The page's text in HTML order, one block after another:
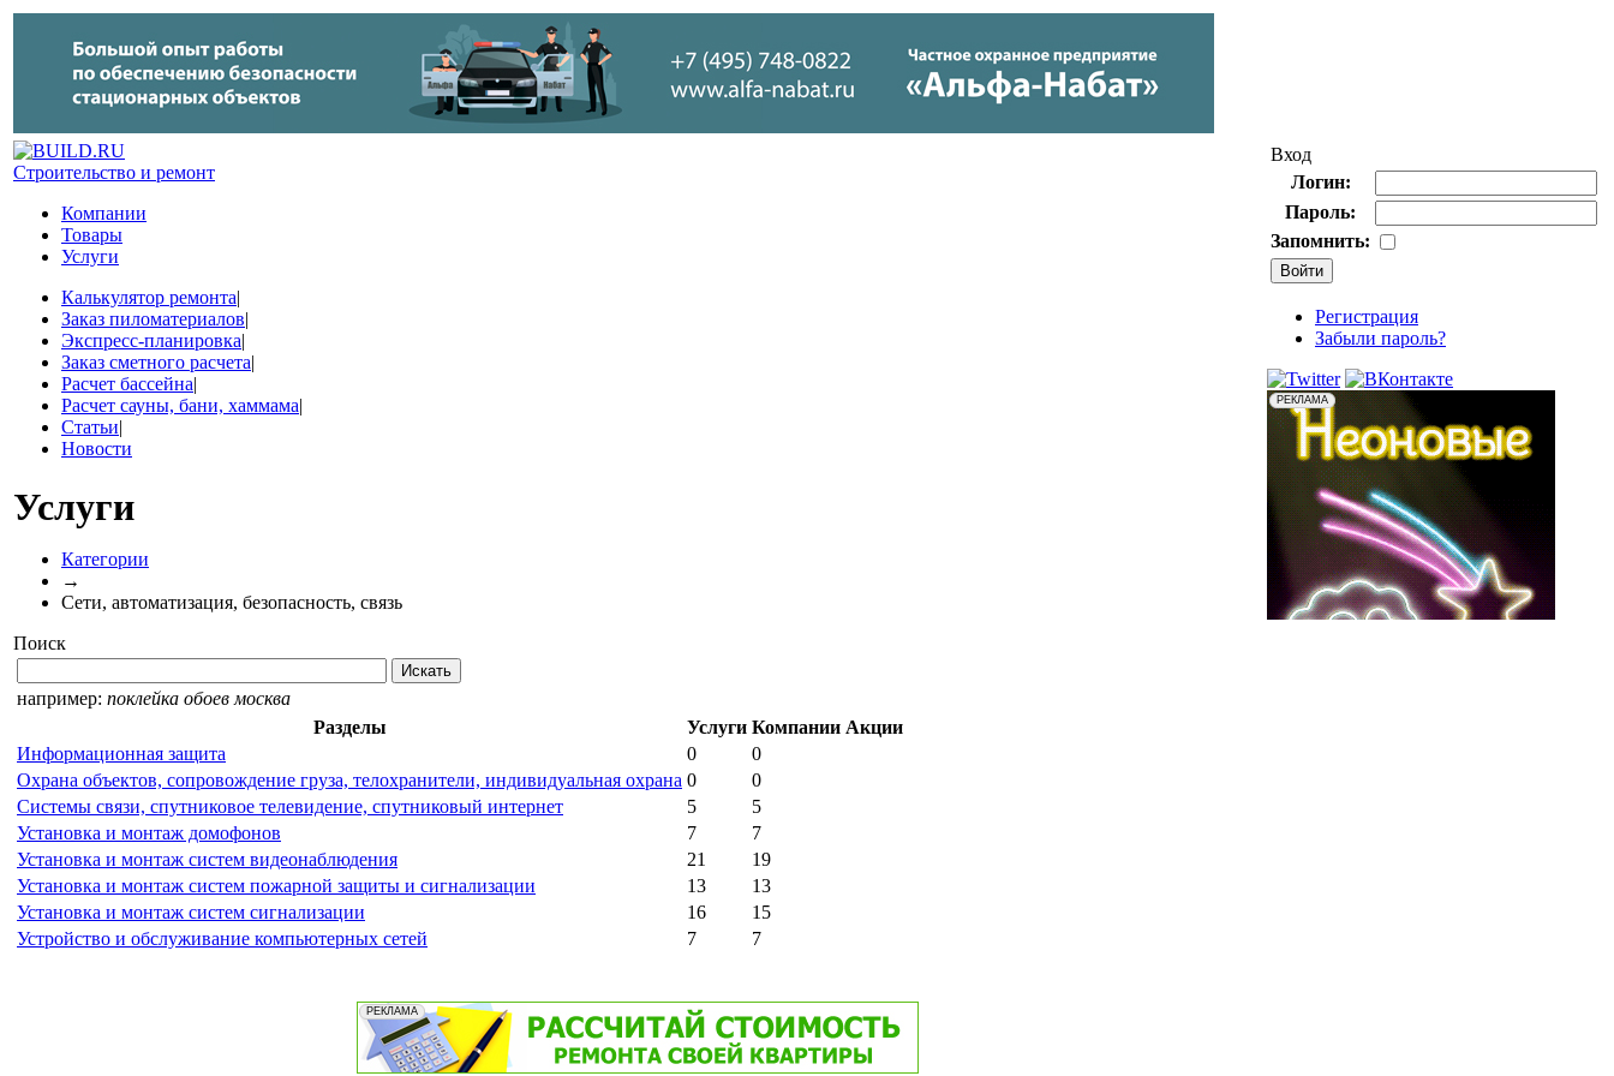
Строительство и ремонт
Компании
Товары
Услуги
Калькулятор ремонта|
Заказ пиломатериалов|
Экспресс-планировка|
Заказ сметного расчета|
Расчет бассейна|
Расчет сауны, бани, хаммама|
Статьи|
Новости
Услуги
Категории
→
Сети, автоматизация, безопасность, связь
Поиск
например: поклейка обоев москва
Разделы
Услуги Компании Акции
Информационная защита
0
0
Охрана объектов, сопровождение груза, телохранители, индивидуальная охрана 0
0
Системы связи, спутниковое телевидение, спутниковый интернет
5
5
Установка и монтаж домофонов
7
7
Установка и монтаж систем видеонаблюдения
21
19
Установка и монтаж систем пожарной защиты и сигнализации
13
13
Установка и монтаж систем сигнализации
16
15
Устройство и обслуживание компьютерных сетей
7 7
Вход
Логин:
Пароль:
Запомнить:
Регистрация
Забыли пароль?